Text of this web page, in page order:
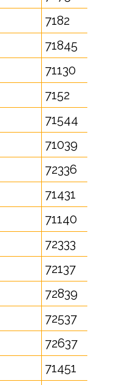
7182
71845
71130
7152
71544
71039
72336
71431
71140
72333
72137
72839
72537
72637
71451